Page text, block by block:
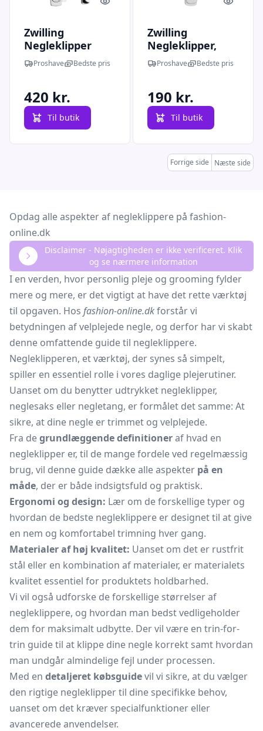
Zwilling
Negleklipper
Sæt, 2 stk.
Proshave Bedste pris
420 kr.
Til butik
Zwilling
Negleklipper,
Lille, Mat, 6 cm.
Proshave Bedste pris
190 kr.
Til butik
Forrige side Næste side
Opdag alle aspekter af negleklippere på fashion-
online.dk
Disclaimer - Nøjagtigheden er ikke verificeret. Klik
og se nærmere information
I en verden, hvor personlig pleje og grooming fylder
mere og mere, er det vigtigt at have det rette værktøj
til opgaven. Hos fashion-online.dkforstår vi
betydningen af velplejede negle, og derfor har vi skabt
denne omfattende guide til negleklippere.
Negleklipperen, et værktøj, der synes så simpelt,
spiller en essentiel rolle i vores daglige plejerutiner.
Uanset om du benytter udtrykket negleklipper,
neglesaks eller negletang, er formålet det samme: At
sikre, at dine negle er trimmet og velplejede.
Fra degrundlæggende definitioneraf hvad en
negleklipper er, til de mange fordele ved regelmæssig
brug, vil denne guide dække alle aspekter på en
måde, der er både indsigtsfuld og praktisk.
Ergonomi og design: Lær om de forskellige typer og
hvordan de bedste negleklippere er designet til at give
en nem og komfortabel trimning hver gang.
Materialer af høj kvalitet: Uanset om det er rustfrit
stål eller en kombination af materialer, er materialets
kvalitet essentiel for produktets holdbarhed.
Vi vil også udforske de forskellige størrelser af
negleklippere, og hvordan man bedst vedligeholder
dem for maksimalt udbytte. Der vil være en trin-for-
trin guide til at klippe dine negle korrekt samt hvordan
man undgår almindelige fejl under processen.
Med en detaljeret købsguidevil vi sikre, at du vælger
den rigtige negleklipper til dine specifikke behov,
uanset om det kræver specialfunktioner eller
avancerede anvendelser.